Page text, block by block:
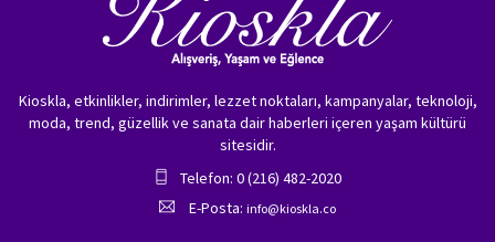
Kioskla, etkinlikler, indirimler, lezzet noktaları, kampanyalar, teknoloji,
moda, trend, güzellik ve sanata dair haberleri içeren yaşam kültürü
sitesidir.
Telefon: 0 (216) 482-2020
E-Posta: info@kioskla.co